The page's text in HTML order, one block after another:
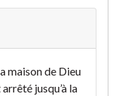
maison de Dieu
jusqu’à la